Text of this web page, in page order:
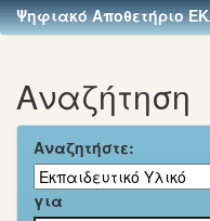
Ψηφιακό Αποθετήριο
Αναζήτηση
Αναζητήστε:
για